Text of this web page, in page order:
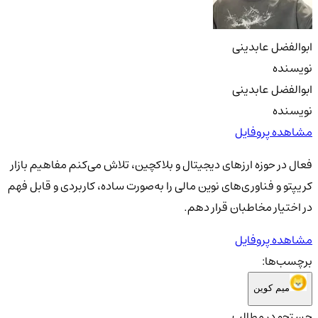
ابوالفضل عابدینی
نویسنده
ابوالفضل عابدینی
نویسنده
مشاهده پروفایل
فعال در حوزه ارزهای دیجیتال و بلاکچین، تلاش می‌کنم مفاهیم بازار
کریپتو و فناوری‌های نوین مالی را به‌صورت ساده، کاربردی و قابل فهم
در اختیار مخاطبان قرار دهم.
مشاهده پروفایل
برچسب‌ها:
میم کوین